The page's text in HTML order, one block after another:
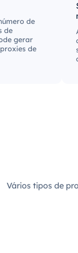
de
de
gerar
de
Vários tipos de